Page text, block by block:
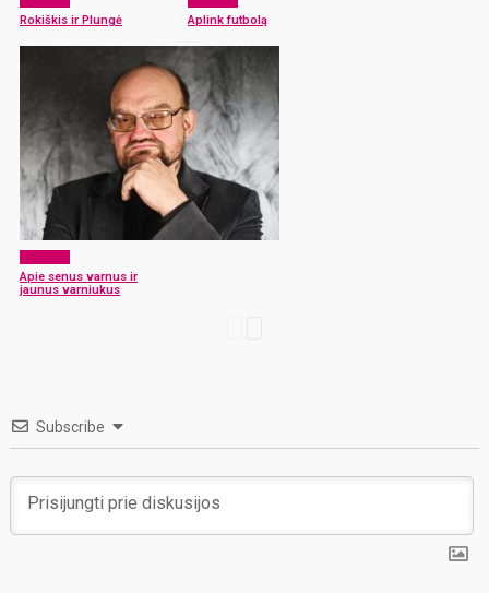
Rokiškis ir Plungė
Aplink futbolą
Apie senus varnus ir
jaunus varniukus
Subscribe